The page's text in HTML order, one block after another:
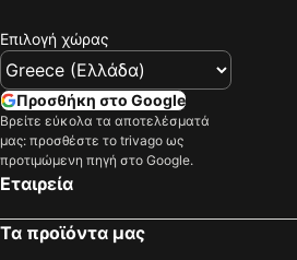
Επιλογή χώρας
Προσθήκη στο Google
Βρείτε εύκολα τα αποτελέσματά
μας: προσθέστε το trivago ως
προτιμώμενη πηγή στο Google.
Εταιρεία
Τα προϊόντα μας